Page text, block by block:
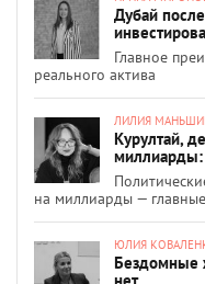
Дубай
Главное
реального актива
ЛИЛИЯ
Курултай,
миллиарды:
на миллиарды —
ЮЛИЯ
Бездомные